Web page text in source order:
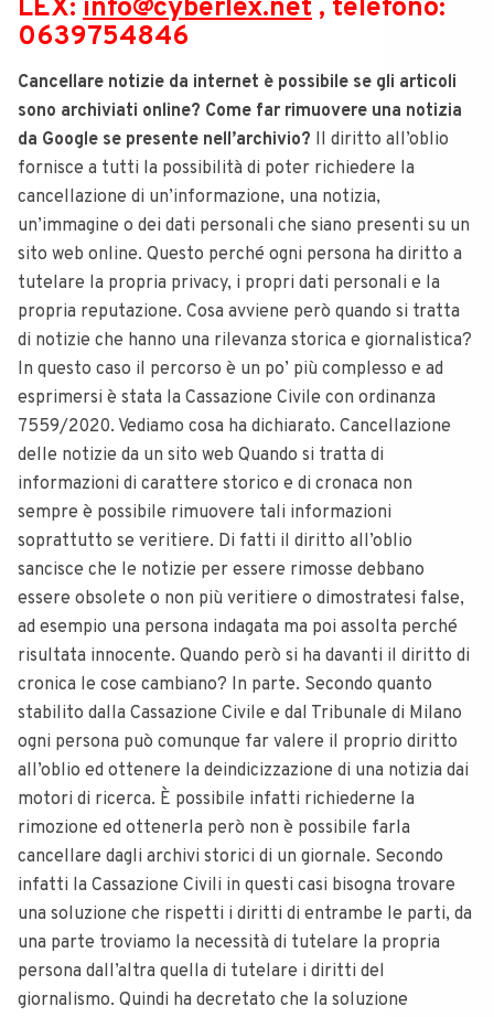
LEX: info@cyberlex.net , telefono:
0639754846
Cancellare notizie da internet è possibile se gli articoli
sono archiviati online? Come far rimuovere una notizia
da Google se presente nell’archivio? Il diritto all’oblio
fornisce a tutti la possibilità di poter richiedere la
cancellazione di un’informazione, una notizia,
un’immagine o dei dati personali che siano presenti su un
sito web online. Questo perché ogni persona ha diritto a
tutelare la propria privacy, i propri dati personali e la
propria reputazione. Cosa avviene però quando si tratta
di notizie che hanno una rilevanza storica e giornalistica?
In questo caso il percorso è un po’ più complesso e ad
esprimersi è stata la Cassazione Civile con ordinanza
7559/2020. Vediamo cosa ha dichiarato. Cancellazione
delle notizie da un sito web Quando si tratta di
informazioni di carattere storico e di cronaca non
sempre è possibile rimuovere tali informazioni
soprattutto se veritiere. Di fatti il diritto all’oblio
sancisce che le notizie per essere rimosse debbano
essere obsolete o non più veritiere o dimostratesi false,
ad esempio una persona indagata ma poi assolta perché
risultata innocente. Quando però si ha davanti il diritto di
cronica le cose cambiano? In parte. Secondo quanto
stabilito dalla Cassazione Civile e dal Tribunale di Milano
ogni persona può comunque far valere il proprio diritto
all’oblio ed ottenere la deindicizzazione di una notizia dai
motori di ricerca. È possibile infatti richiederne la
rimozione ed ottenerla però non è possibile farla
cancellare dagli archivi storici di un giornale. Secondo
infatti la Cassazione Civili in questi casi bisogna trovare
una soluzione che rispetti i diritti di entrambe le parti, da
una parte troviamo la necessità di tutelare la propria
persona dall’altra quella di tutelare i diritti del
giornalismo. Quindi ha decretato che la soluzione